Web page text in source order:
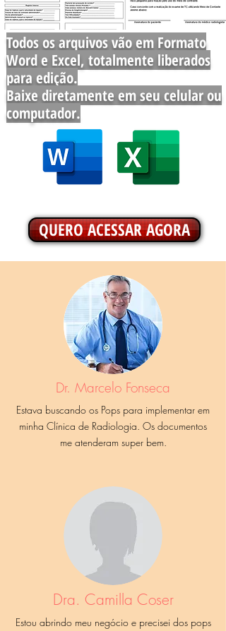
Todos os arquivos vão em Formato
Word e Excel, totalmente liberados
para edição.
Baixe diretamente em seu celular ou
computador.
QUERO ACESSAR AGORA
Dr. Marcelo Fonseca
Estava buscando os Pops para implementar em
minha Clínica de Radiologia. Os documentos
me atenderam super bem.
Dra. Camilla Coser
Estou abrindo meu negócio e precisei dos pops